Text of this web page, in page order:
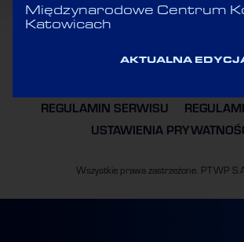
Wszystkie prawa zastrzeżone. PTWP
REGULAMIN SERWISU
USTAWIENIA
Międzynarodowe Centrum
Katowicach
AKTUALNA